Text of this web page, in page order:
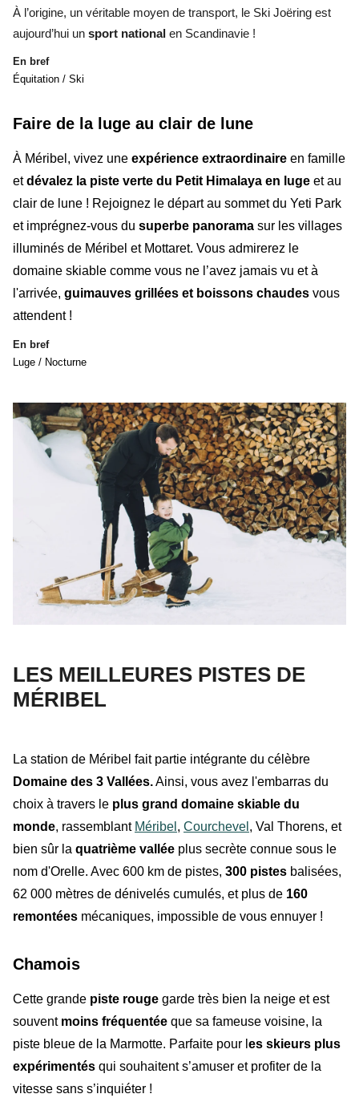
À l’origine, un véritable moyen de transport, le Ski Joëring est
aujourd’hui un sport national en Scandinavie !
En bref
Équitation / Ski
Faire de la luge au clair de lune
À Méribel, vivez une expérience extraordinaire en famille
etdévalez la piste verte du Petit Himalaya en luge et au
clair de lune ! Rejoignez le départ au sommet du Yeti Park
et imprégnez-vous du superbe panorama sur les villages
illuminés de Méribel et Mottaret. Vous admirerez le
domaine skiable comme vous ne l’avez jamais vu et à
l'arrivée, guimauves grillées et boissons chaudes vous
attendent !
En bref
Luge / Nocturne
LES MEILLEURES PISTES DE
MÉRIBEL
La station de Méribel fait partie intégrante du célèbre
Domaine des 3 Vallées.Ainsi, vous avez l'embarras du
choix à travers le plus grand domaine skiable du
monde, rassemblant Méribel , Courchevel , Val Thorens, et
bien sûr la quatrième vallée plus secrète connue sous le
nom d'Orelle. Avec 600 km de pistes, 300 pistes balisées,
62 000 mètres de dénivelés cumulés, et plus de 160
remontées mécaniques, impossible de vous ennuyer !
Chamois
Cette grande piste rouge garde très bien la neige et est
souvent moins fréquentée que sa fameuse voisine, la
piste bleue de la Marmotte. Parfaite pour l es skieurs plus
expérimentés qui souhaitent s’amuser et profiter de la
vitesse sans s’inquiéter !